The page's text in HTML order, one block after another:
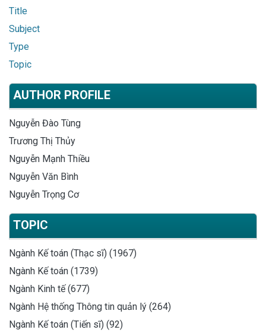
Title
Subject
Type
Topic
AUTHOR PROFILE
Nguyễn Đào Tùng
Trương Thị Thủy
Nguyễn Mạnh Thiều
Nguyễn Văn Bình
Nguyễn Trọng Cơ
TOPIC
Ngành Kế toán (Thạc sĩ) (1967)
Ngành Kế toán (1739)
Ngành Kinh tế (677)
Ngành Hệ thống Thông tin quản lý (264)
Ngành Kế toán (Tiến sĩ) (92)